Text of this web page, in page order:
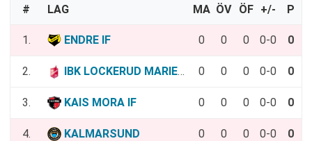
# LAG MA ÖV ÖF +/- P
1. ENDRE IF 0 0 0 0-0 0
2. IBK LOCKERUD MARIESTAD 0 0 0 0-0 0
3. KAIS MORA IF 0 0 0 0-0 0
4. KALMARSUND 0 0 0 0-0 0